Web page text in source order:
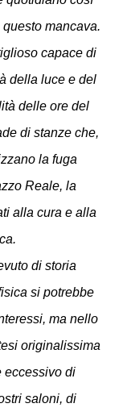
mancava.
capace di
della luce e del
delle ore del
di stanze che,
la fuga
Reale, la
alla cura e alla
di storia
si potrebbe
ma nello
originalissima
eccessivo di
saloni, di